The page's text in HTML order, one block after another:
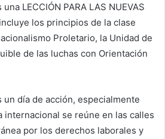
LECCIÓN PARA LAS NUEVAS
incluye los principios de la clase
Proletario, la Unidad de
de las luchas con Orientación
un día de acción, especialmente
internacional se reúne en las calles
por los derechos laborales y